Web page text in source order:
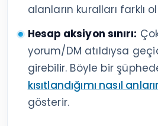
alanların kuralları farklı
Hesap aksiyon sınırı:
yorum/DM atıldıysa
girebilir. Böyle bir
kısıtlandığımı nasıl
gösterir.